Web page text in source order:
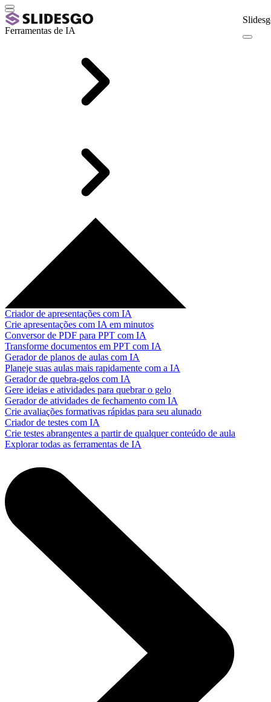
Ferramentas de IA
Criador de apresentações com IA
Crie apresentações com IA em minutos
Conversor de PDF para PPT com IA
Transforme documentos em PPT com IA
Gerador de planos de aulas com IA
Planeje suas aulas mais rapidamente com a IA
Gerador de quebra-gelos com IA
Gere ideias e atividades para quebrar o gelo
Gerador de atividades de fechamento com IA
Crie avaliações formativas rápidas para seu alunado
Criador de testes com IA
Crie testes abrangentes a partir de qualquer conteúdo de aula
Explorar todas as ferramentas de IA